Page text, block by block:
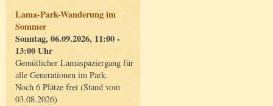
Lama-Park-Wanderung im
Sommer
Sonntag, 06.09.2026, 11:00 -
13:00 Uhr
Gemütlicher Lamaspaziergang für
alle Generationen im Park.
Noch 6 Plätze frei (Stand vom
03.08.2026)